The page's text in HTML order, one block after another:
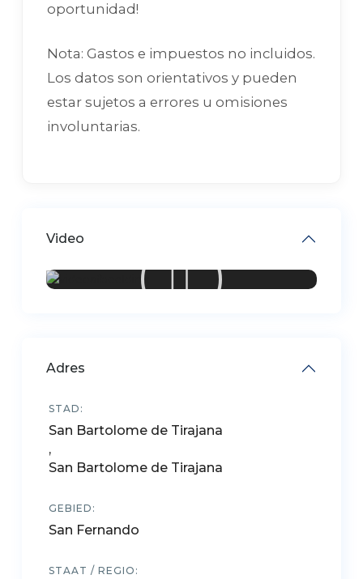
oportunidad!
Nota: Gastos e impuestos no incluidos.
Los datos son orientativos y pueden
estar sujetos a errores u omisiones
involuntarias.
Video
Adres
STAD:
San Bartolome de Tirajana
,
San Bartolome de Tirajana
GEBIED:
San Fernando
STAAT / REGIO: